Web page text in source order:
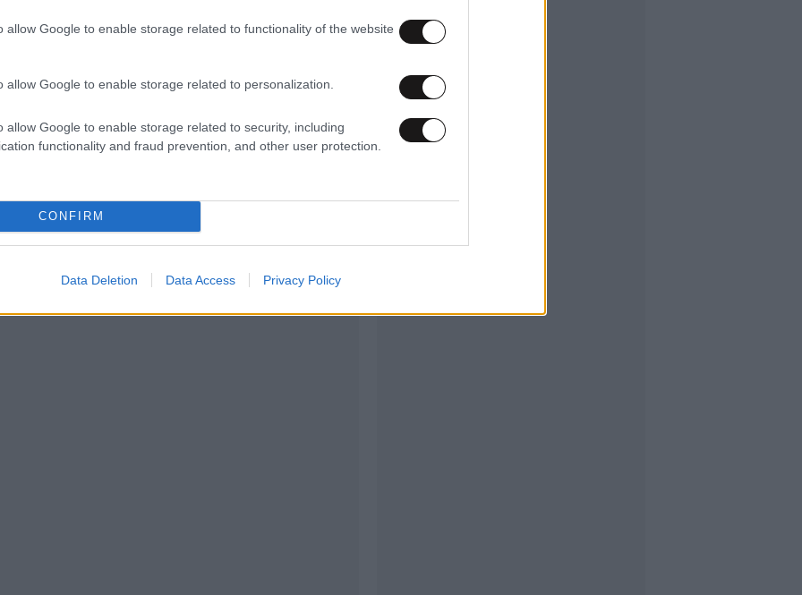
allow Google to enable storage related to functionality of the website
allow Google to enable storage related to personalization.
allow Google to enable storage related to security, including
functionality and fraud prevention, and other user protection.
CONFIRM
Data Deletion Data Access Privacy Policy
της γραμμής
(2ου) σταθμάρχη στη βραδινή βάρδια του Σ.
οποίος (2ος σταθμάρχης), όντας παρών στο
την επιβατική αμαξοστοιχία κατά την
επενέβαινε προκειμένου αυτή να άμεσα
στη γραμμή ανόδου